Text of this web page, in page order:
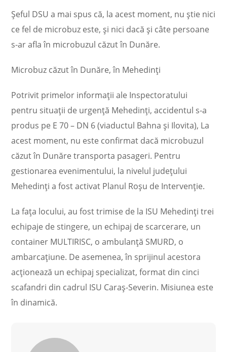
Şeful DSU a mai spus că, la acest moment, nu ştie nici
ce fel de microbuz este, şi nici dacă şi câte persoane
s-ar afla în microbuzul căzut în Dunăre.
Microbuz căzut în Dunăre, în Mehedinţi
Potrivit primelor informaţii ale Inspectoratului
pentru situaţii de urgenţă Mehedinţi, accidentul s-a
produs pe E 70 – DN 6 (viaductul Bahna şi Ilovita), La
acest moment, nu este confirmat dacă microbuzul
căzut în Dunăre transporta pasageri. Pentru
gestionarea evenimentului, la nivelul judeţului
Mehedinţi a fost activat Planul Roşu de Intervenţie.
La faţa locului, au fost trimise de la ISU Mehedinţi trei
echipaje de stingere, un echipaj de scarcerare, un
container MULTIRISC, o ambulanţă SMURD, o
ambarcaţiune. De asemenea, în sprijinul acestora
acţionează un echipaj specializat, format din cinci
scafandri din cadrul ISU Caraş-Severin. Misiunea este
în dinamică.